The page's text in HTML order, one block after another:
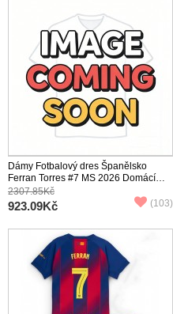
Dámy Fotbalový dres Španělsko
Ferran Torres #7 MS 2026 Domácí
Krátký Rukáv
2307.85Kč
923.09Kč (103)